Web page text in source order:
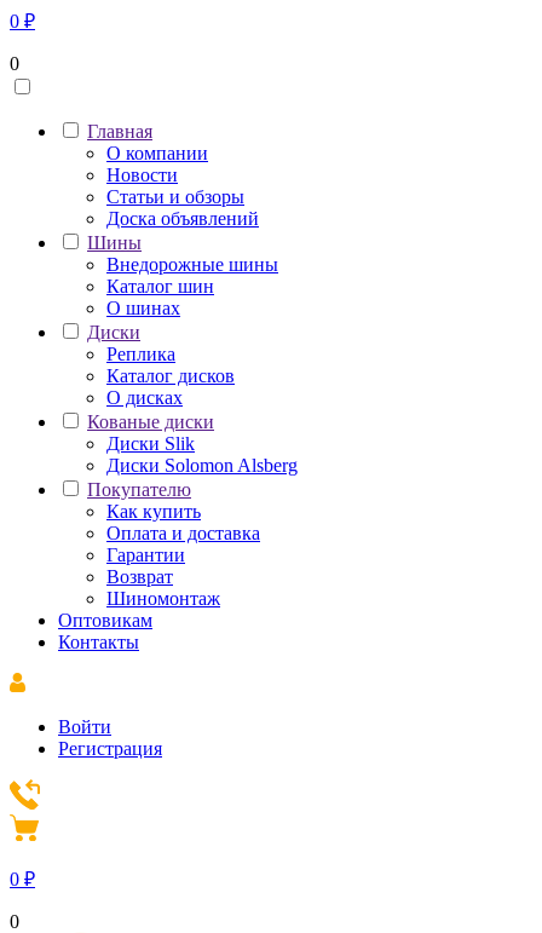
0 ₽
0
Главная
О компании
Новости
Статьи и обзоры
Доска объявлений
Шины
Внедорожные шины
Каталог шин
О шинах
Диски
Реплика
Каталог дисков
О дисках
Кованые диски
Диски Slik
Диски Solomon Alsberg
Покупателю
Как купить
Оплата и доставка
Гарантии
Возврат
Шиномонтаж
Оптовикам
Контакты
Войти
Регистрация
0 ₽
0